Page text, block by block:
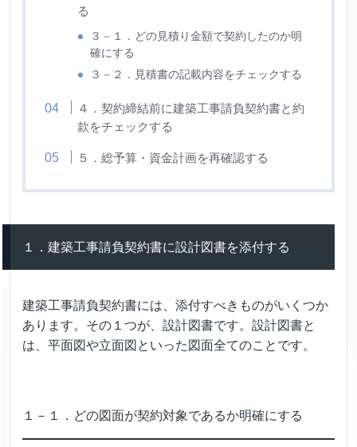
る
３－１．どの見積り金額で契約したのか明
確にする
３－２．見積書の記載内容をチェックする
４．契約締結前に建築工事請負契約書と約
款をチェックする
５．総予算・資金計画を再確認する
１．建築工事請負契約書に設計図書を添付する
建築工事請負契約書には、添付すべきものがいくつか
あります。その１つが、設計図書です。設計図書と
は、平面図や立面図といった図面全てのことです。
１－１．どの図面が契約対象であるか明確にする